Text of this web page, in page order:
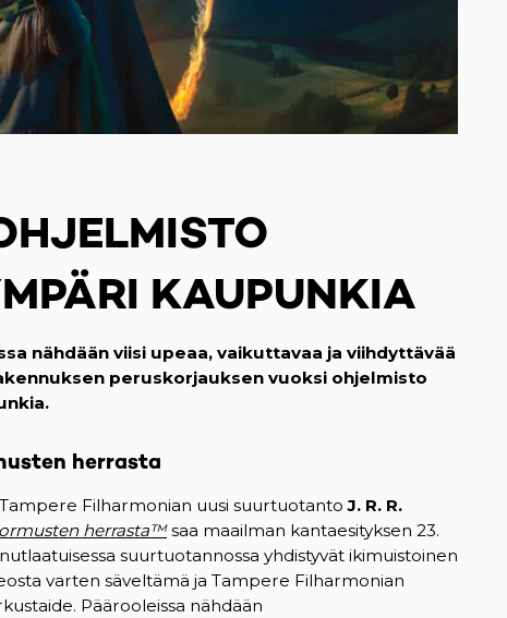
KAUPUNKIA
nähdään viisi upeaa, vaikuttavaa ja viihdyttävää
peruskorjauksen vuoksi ohjelmisto
herrasta
Filharmonian uusi suurtuotanto J. R. R.
herrasta™saa maailman kantaesityksen 23.
suurtuotannossa yhdistyvät ikimuistoinen
varten säveltämä ja Tampere Filharmonian
Päärooleissa nähdään